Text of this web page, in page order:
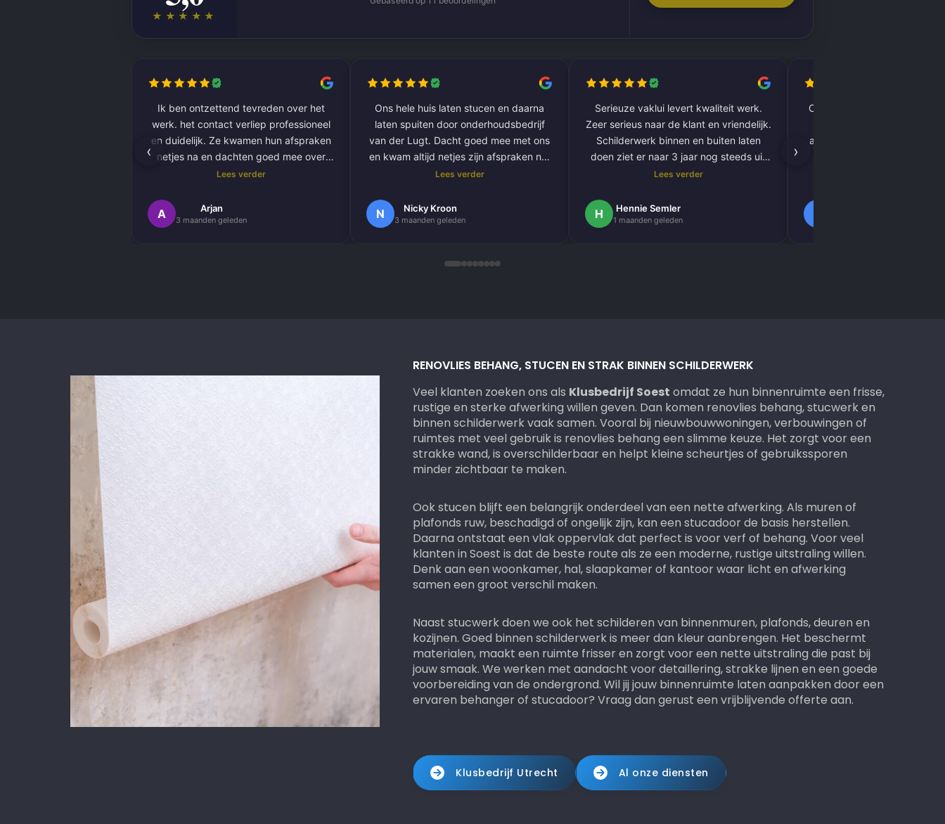
★★★★★
Ik ben ontzettend tevreden over het
werk. het contact verliep professioneel
en duidelijk. Ze kwamen hun afspraken
netjes na en dachten goed mee over
kleurkeuze en afwerking.
Het schilderwerk zelf is van hoge
kwaliteit uitgevoerd. Alles is strak
Lees verder
A Arjan
3 maanden geleden
Ons hele huis laten stucen en daarna
laten spuiten door onderhoudsbedrijf
van der Lugt. Dacht goed mee met ons
en kwam altijd netjes zijn afspraken na.
De volgende klus hebben we al gepland
Nogmaals bedankt.
Lees verder
N Nicky Kroon
3 maanden geleden
Serieuze vaklui levert kwaliteit werk.
Zeer serieus naar de klant en vriendelijk.
Schilderwerk binnen en buiten laten
doen ziet er naar 3 jaar nog steeds uit
als nieuw.
Lees verder
H Hennie Semler
1 maanden geleden
Complete woning laten
afgewerkt, inclusief tegels,
‹ ›
RENOVLIES BEHANG, STUCEN EN STRAK BINNEN SCHILDERWERK
Veel klanten zoeken ons als Klusbedrijf Soest omdat ze hun binnenruimte een frisse,
rustige en sterke afwerking willen geven. Dan komen renovlies behang, stucwerk en
binnen schilderwerk vaak samen. Vooral bij nieuwbouwwoningen, verbouwingen of
ruimtes met veel gebruik is renovlies behang een slimme keuze. Het zorgt voor een
strakke wand, is overschilderbaar en helpt kleine scheurtjes of gebruikssporen
minder zichtbaar te maken.
Ook stucen blijft een belangrijk onderdeel van een nette afwerking. Als muren of
plafonds ruw, beschadigd of ongelijk zijn, kan een stucadoor de basis herstellen.
Daarna ontstaat een vlak oppervlak dat perfect is voor verf of behang. Voor veel
klanten in Soest is dat de beste route als ze een moderne, rustige uitstraling willen.
Denk aan een woonkamer, hal, slaapkamer of kantoor waar licht en afwerking
samen een groot verschil maken.
Naast stucwerk doen we ook het schilderen van binnenmuren, plafonds, deuren en
kozijnen. Goed binnen schilderwerk is meer dan kleur aanbrengen. Het beschermt
materialen, maakt een ruimte frisser en zorgt voor een nette uitstraling die past bij
jouw smaak. We werken met aandacht voor detaillering, strakke lijnen en een goede
voorbereiding van de ondergrond. Wil jij jouw binnenruimte laten aanpakken door een
ervaren behanger of stucadoor? Vraag dan gerust een vrijblijvende offerte aan.
Klusbedrijf Utrecht Al onze diensten